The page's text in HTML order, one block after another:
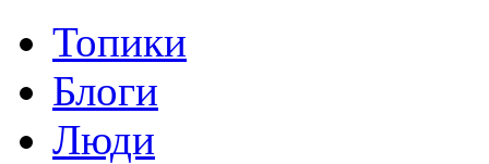
Топики
Блоги
Люди